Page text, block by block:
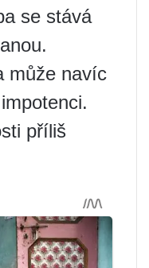
se stává
může navíc
příliš